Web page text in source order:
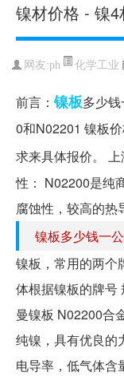
镍材价格 - 镍4
网友:ph 化学工业
前言：镍板多少
0和N02201 镍板
求来具体报价。
性： N02200是纯
腐蚀性，较高的热
镍板多少钱一
镍板，常用的两个
体根据镍板的牌号
曼镍板 N02200合
纯镍，具有优良的
电导率，低气体含